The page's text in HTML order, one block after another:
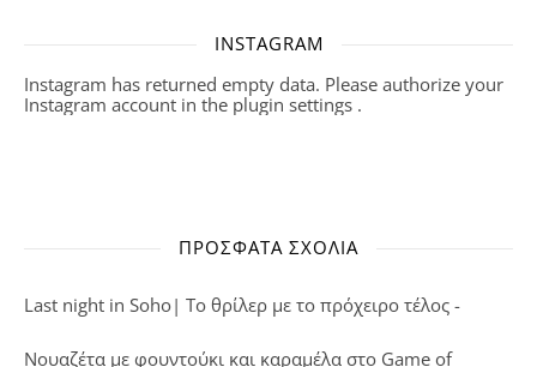
INSTAGRAM
Instagram has returned empty data. Please authorize your
Instagram account in the plugin settings .
ΠΡΌΣΦΑΤΑ ΣΧΌΛΙΑ
Last night in Soho| Το θρίλερ με το πρόχειρο τέλος -
Νουαζέτα με φουντούκι και καραμέλα στο Game of